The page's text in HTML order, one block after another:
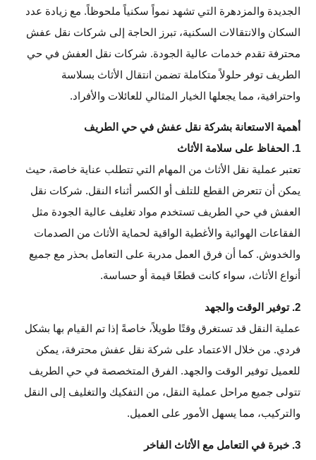
الجديدة والمزدهرة التي تشهد نمواً سكنياً ملحوظاً. مع زيادة عدد
السكان والانتقالات السكنية، تبرز الحاجة إلى شركات نقل عفش
محترفة تقدم خدمات عالية الجودة. شركات نقل العفش في حي
الطريف توفر حلولاً متكاملة تضمن انتقال الأثاث بسلاسة
واحترافية، مما يجعلها الخيار المثالي للعائلات والأفراد.
أهمية الاستعانة بشركة نقل عفش في حي الطريف
1. الحفاظ على سلامة الأثاث
تعتبر عملية نقل الأثاث من المهام التي تتطلب عناية خاصة، حيث
يمكن أن تتعرض القطع للتلف أو الكسر أثناء النقل. شركات نقل
العفش في حي الطريف تستخدم مواد تغليف عالية الجودة مثل
الفقاعات الهوائية والأغطية الواقية لحماية الأثاث من الصدمات
والخدوش. كما أن فرق العمل مدربة على التعامل بحذر مع جميع
أنواع الأثاث، سواء كانت قطعًا قيمة أو حساسة.
2. توفير الوقت والجهد
عملية النقل قد تستغرق وقتًا طويلاً، خاصةً إذا تم القيام بها بشكل
فردي. من خلال الاعتماد على شركة نقل عفش محترفة، يمكن
للعميل توفير الوقت والجهد. الفرق المتخصصة في حي الطريف
تتولى جميع مراحل عملية النقل، من التفكيك والتغليف إلى النقل
والتركيب، مما يسهل الأمور على العميل.
3. خبرة في التعامل مع الأثاث الفاخر